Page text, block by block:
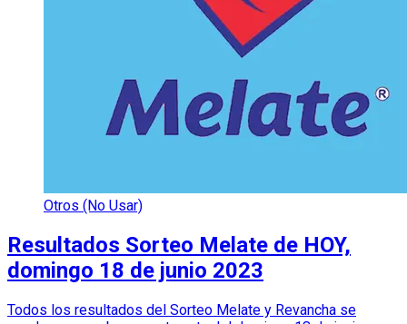
Otros (No Usar)
Resultados Sorteo Melate de HOY,
domingo 18 de junio 2023
Todos los resultados del Sorteo Melate y Revancha se